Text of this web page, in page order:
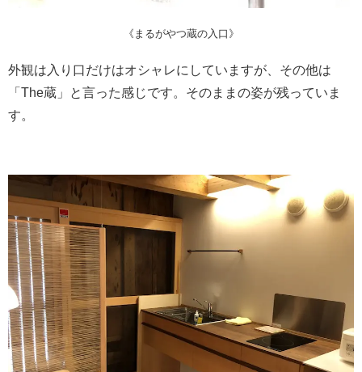
《まるがやつ蔵の入口》
外観は入り口だけはオシャレにしていますが、その他は
「The蔵」と言った感じです。そのままの姿が残っていま
す。